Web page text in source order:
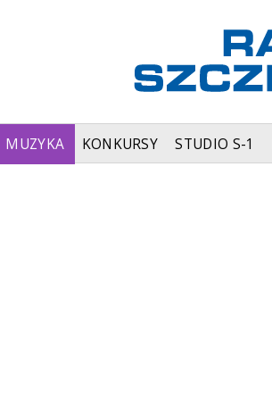
MUZYKA KONKURSY STUDIO S-1